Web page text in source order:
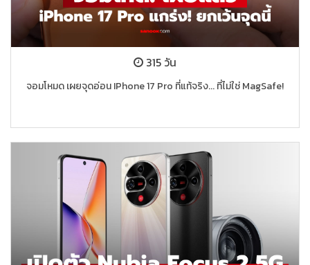
315 วัน
จอมโหมด เผยจุดอ่อน IPhone 17 Pro ที่แท้จริง... ที่ไม่ใช่ MagSafe!